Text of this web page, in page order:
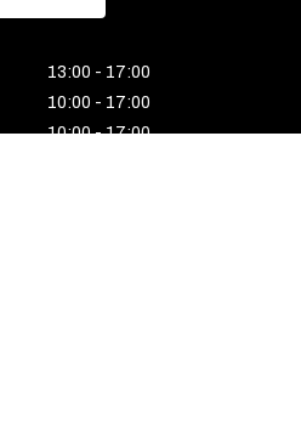
13:00 - 17:00
10:00 - 17:00
10:00 - 17:00